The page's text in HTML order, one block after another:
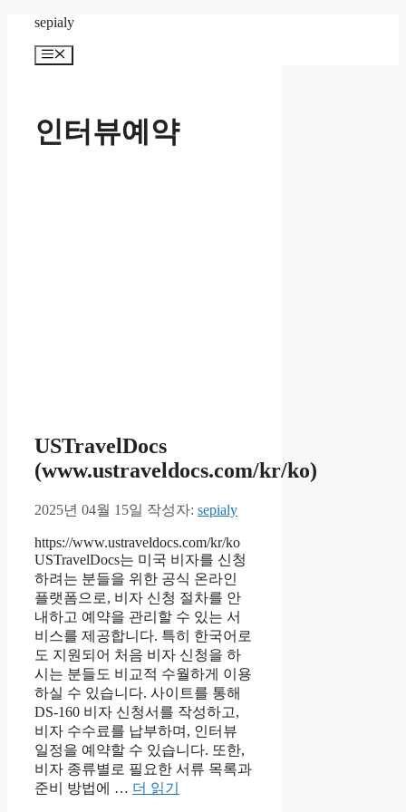
sepialy
메
인터뷰예약
USTravelDocs
(www.ustraveldocs.com/kr/ko)
2025년 04월 15일 작성자: sepialy
https://www.ustraveldocs.com/kr/ko ​
USTravelDocs는 미국 비자를 신청
하려는 분들을 위한 공식 온라인
플랫폼으로, 비자 신청 절차를 안
내하고 예약을 관리할 수 있는 서
비스를 제공합니다. 특히 한국어로
도 지원되어 처음 비자 신청을 하
시는 분들도 비교적 수월하게 이용
하실 수 있습니다.​ 사이트를 통해
DS-160 비자 신청서를 작성하고,
비자 수수료를 납부하며, 인터뷰
일정을 예약할 수 있습니다. 또한,
비자 종류별로 필요한 서류 목록과
준비 방법에 … 더 읽기